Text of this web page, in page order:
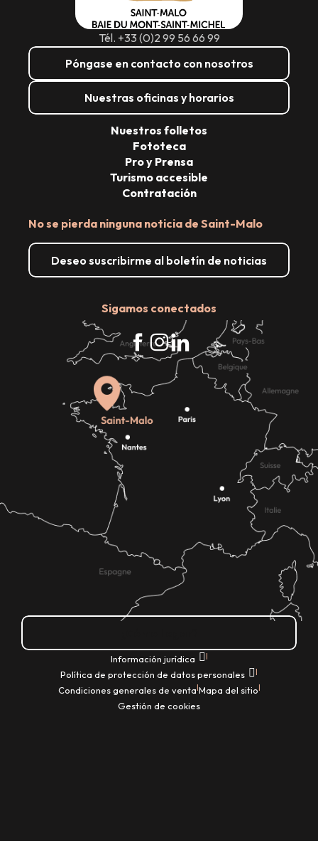
Tél. +33 (0)2 99 56 66 99
Póngase en contacto con nosotros
Nuestras oficinas y horarios
No se pierda ninguna noticia de Saint-Malo
Deseo suscribirme al boletín de noticias
Sigamos conectados
Nuestros folletos
Fototeca
Pro y Prensa
Turismo accesible
Contratación
Información jurídica |
Política de protección de datos personales |
Condiciones generales de venta|Mapa del sitio|
Gestión de cookies